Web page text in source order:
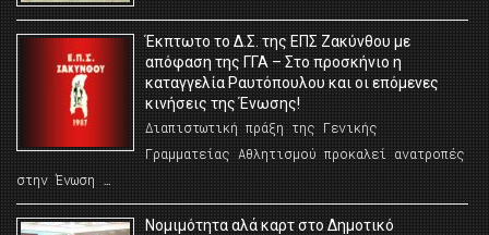
Έκπτωτο το Δ.Σ. της ΕΠΣ Ζακύνθου με
απόφαση της ΓΓΑ – Στο προσκήνιο η
καταγγελία Ραυτόπουλου και οι επόμενες
κινήσεις της Ένωσης!
Διαπιστωτική πράξη της Γενικής
Γραμματείας Αθλητισμού προκαλεί ανατροπές
στην Ένωση …
Νομιμότητα αλά καρτ στο Δημοτικό